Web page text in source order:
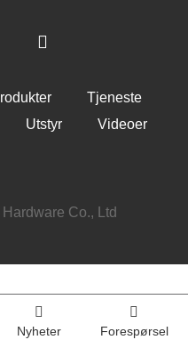
Tjeneste
Utstyr
Videoer
Co., Ltd
Nyheter Forespørsel